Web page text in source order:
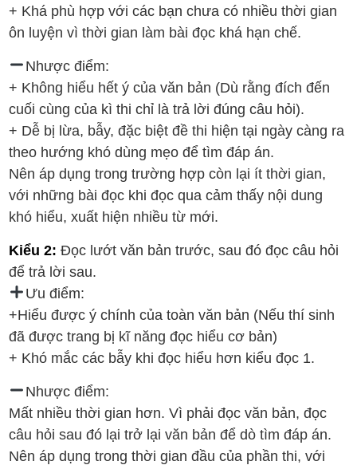
+ Khá phù hợp với các bạn chưa có nhiều thời gian
ôn luyện vì thời gian làm bài đọc khá hạn chế.
Nhược điểm:
+ Không hiểu hết ý của văn bản (Dù rằng đích đến
cuối cùng của kì thi chỉ là trả lời đúng câu hỏi).
+ Dễ bị lừa, bẫy, đặc biệt đề thi hiện tại ngày càng ra
theo hướng khó dùng mẹo để tìm đáp án.
Nên áp dụng trong trường hợp còn lại ít thời gian,
với những bài đọc khi đọc qua cảm thấy nội dung
khó hiểu, xuất hiện nhiều từ mới.
Kiểu 2: Đọc lướt văn bản trước, sau đó đọc câu hỏi
để trả lời sau.
Ưu điểm:
+Hiểu được ý chính của toàn văn bản (Nếu thí sinh
đã được trang bị kĩ năng đọc hiểu cơ bản)
+ Khó mắc các bẫy khi đọc hiểu hơn kiểu đọc 1.
Nhược điểm:
Mất nhiều thời gian hơn. Vì phải đọc văn bản, đọc
câu hỏi sau đó lại trở lại văn bản để dò tìm đáp án.
Nên áp dụng trong thời gian đầu của phần thi, với